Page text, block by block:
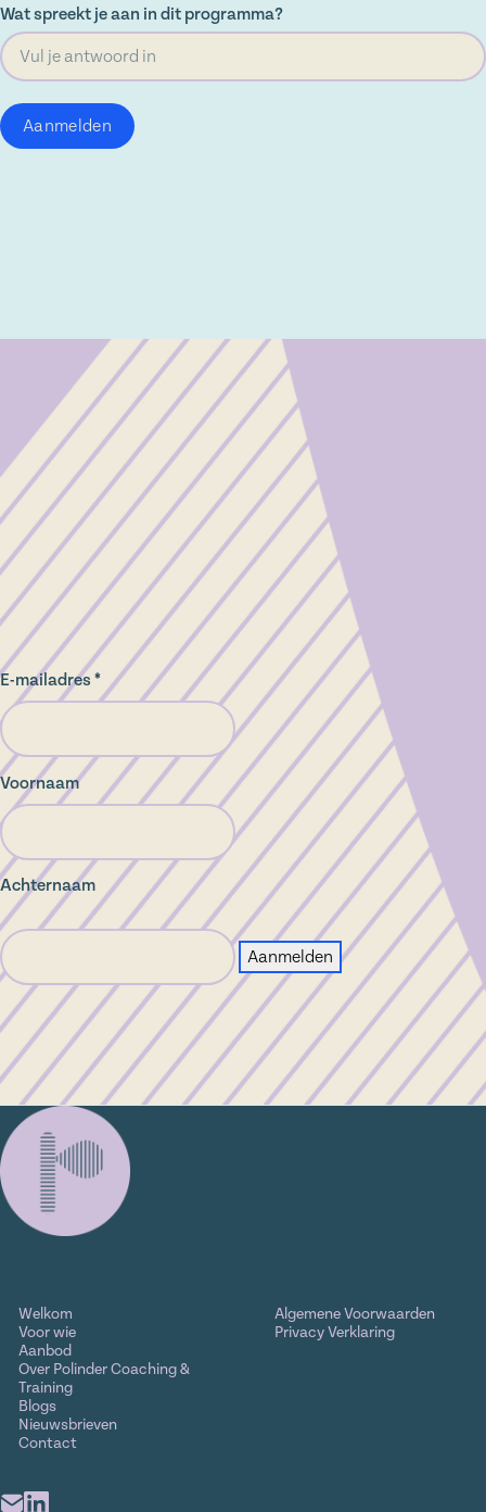
Wat spreekt je aan in dit programma?
Aanmelden
E-mailadres *
Voornaam
Achternaam
Welkom
Voor wie
Aanbod
Over Polinder Coaching &
Training
Blogs
Nieuwsbrieven
Contact
Algemene Voorwaarden
Privacy Verklaring